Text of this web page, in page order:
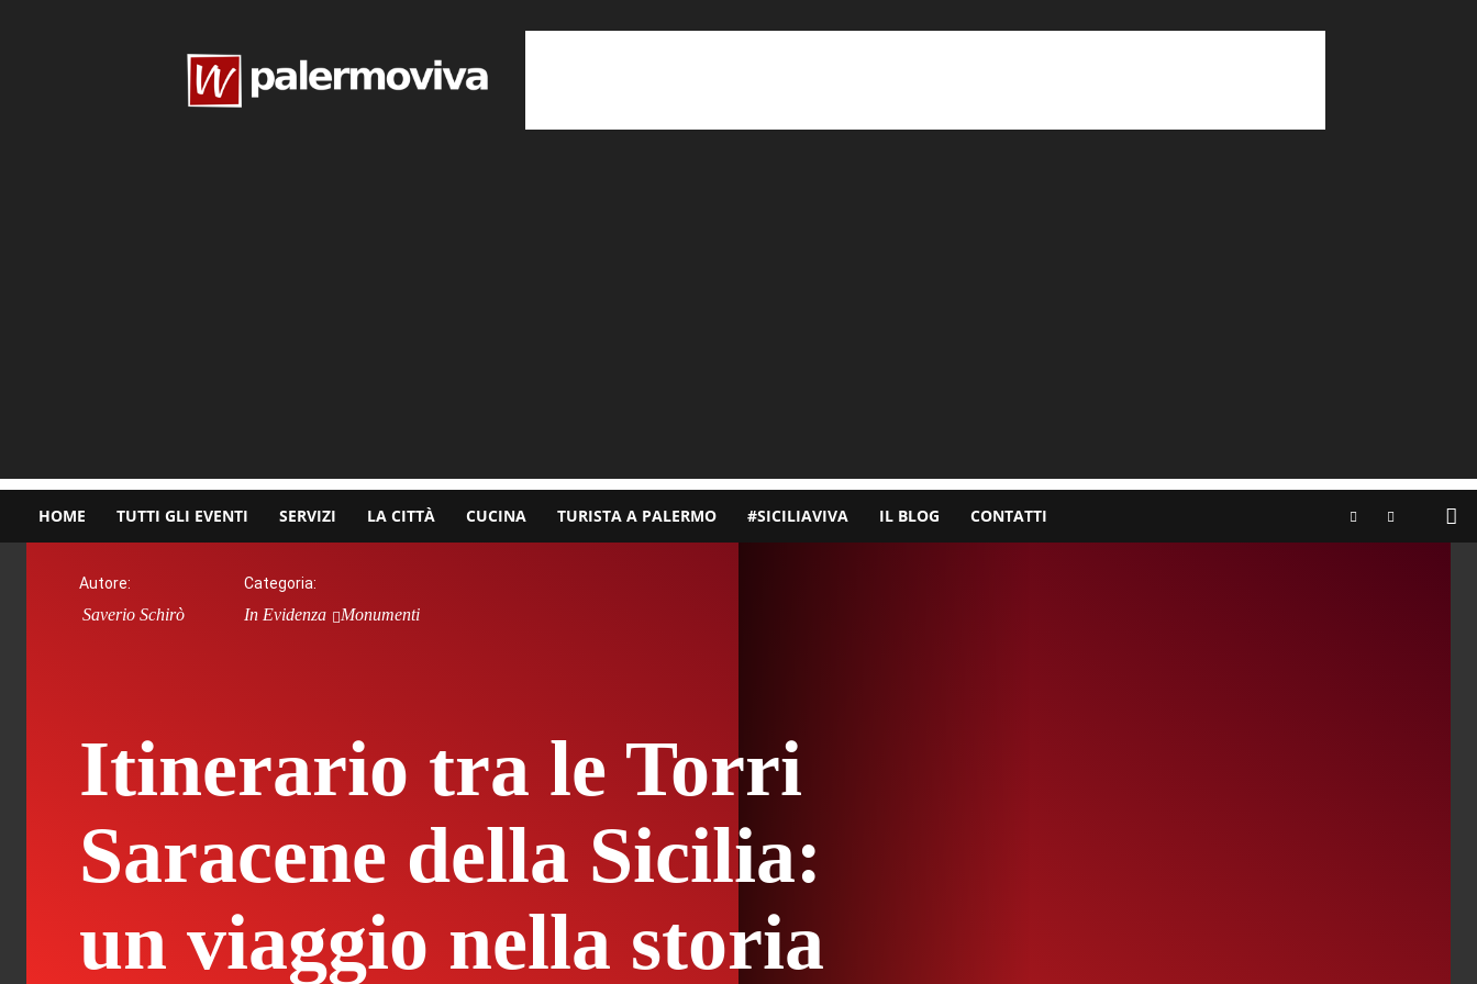
HOME TUTTI GLI EVENTI SERVIZI LA CITTÀ CUCINA TURISTA A PALERMO #SICILIAVIVA IL BLOG CONTATTI
Itinerario tra le Torri
Saracene della Sicilia:
un viaggio nella storia
Autore:
Saverio Schirò
Categoria:
In Evidenza Monumenti